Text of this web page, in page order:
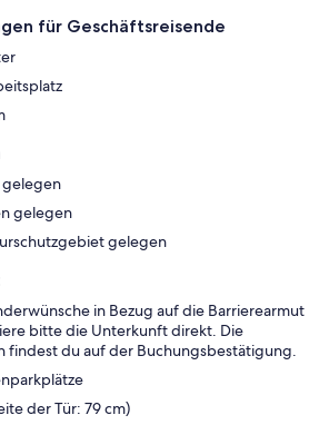
für Geschäftsreisende
gelegen
gelegen
gelegen
in Bezug auf die Barrierearmut
bitte die Unterkunft direkt. Die
findest du auf der Buchungsbestätigung.
der Tür: 79 cm)